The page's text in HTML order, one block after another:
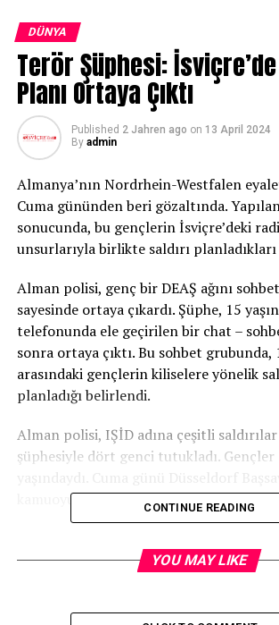
DÜNYA
Terör Şüphesi: İsviçre’de
Planı Ortaya Çıktı
Published 2 Jahren ago on 13 April 2024
By admin
Almanya’nın Nordrhein-Westfalen
Cuma gününden beri gözaltında.
sonucunda, bu gençlerin İsviçre’deki
unsurlarıyla birlikte saldırı
Alman polisi, genç bir DEAŞ ağını
sayesinde ortaya çıkardı. Şüphe, 15
telefonunda ele geçirilen bir chat –
sonra ortaya çıktı. Bu sohbet grubunda,
arasındaki gençlerin kiliselere yönelik
planladığı belirlendi.
Alman polisi, IŞİD adına çeşitli
şüphesiyle dört genci tutukladı. Gençler
kamuoyuyla paylaştı.
Reul’ün Düsseldorf’ta Cuma günü
Schaffhausen’da İki Genç Tutuklandı
CONTINUE READING
YOU MAY LIKE